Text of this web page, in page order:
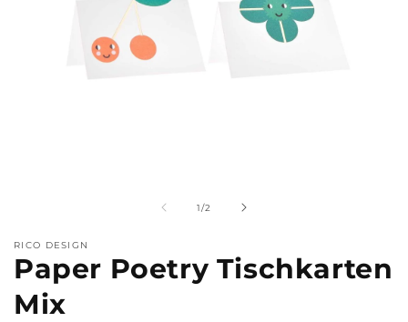
1/von
2
RICO DESIGN
Paper Poetry Tischkarten
Mix